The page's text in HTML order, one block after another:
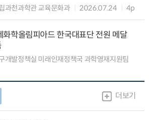
과천과학관 교육문화과 2026.07.24 4p
학올림피아드 한국대표단 전원 메달
개발정책실 미래인재정책국 과학영재지원팀
더보기